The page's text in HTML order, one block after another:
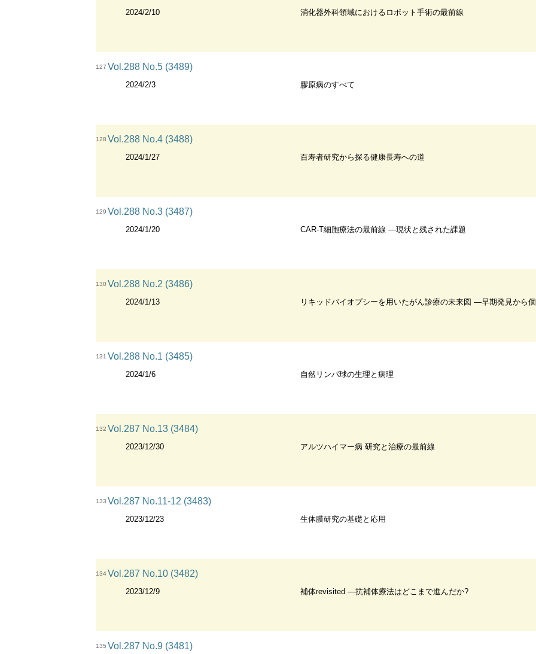
2024/2/10 消化器外科領域におけるロボット手術の最前線
127 Vol.288 No.5 (3489)
2024/2/3 膠原病のすべて
128 Vol.288 No.4 (3488)
2024/1/27 百寿者研究から探る健康長寿への道
129 Vol.288 No.3 (3487)
2024/1/20 CAR-T細胞療法の最前線 ―現状と残された課題
130 Vol.288 No.2 (3486)
2024/1/13 リキッドバイオプシーを用いたがん診療の未来図 ―早期発見から
131 Vol.288 No.1 (3485)
2024/1/6 自然リンパ球の生理と病理
132 Vol.287 No.13 (3484)
2023/12/30 アルツハイマー病 研究と治療の最前線
133 Vol.287 No.11-12 (3483)
2023/12/23 生体膜研究の基礎と応用
134Vol.287 No.10 (3482)
2023/12/9 補体revisited ―抗補体療法はどこまで進んだか?
135 Vol.287 No.9 (3481)